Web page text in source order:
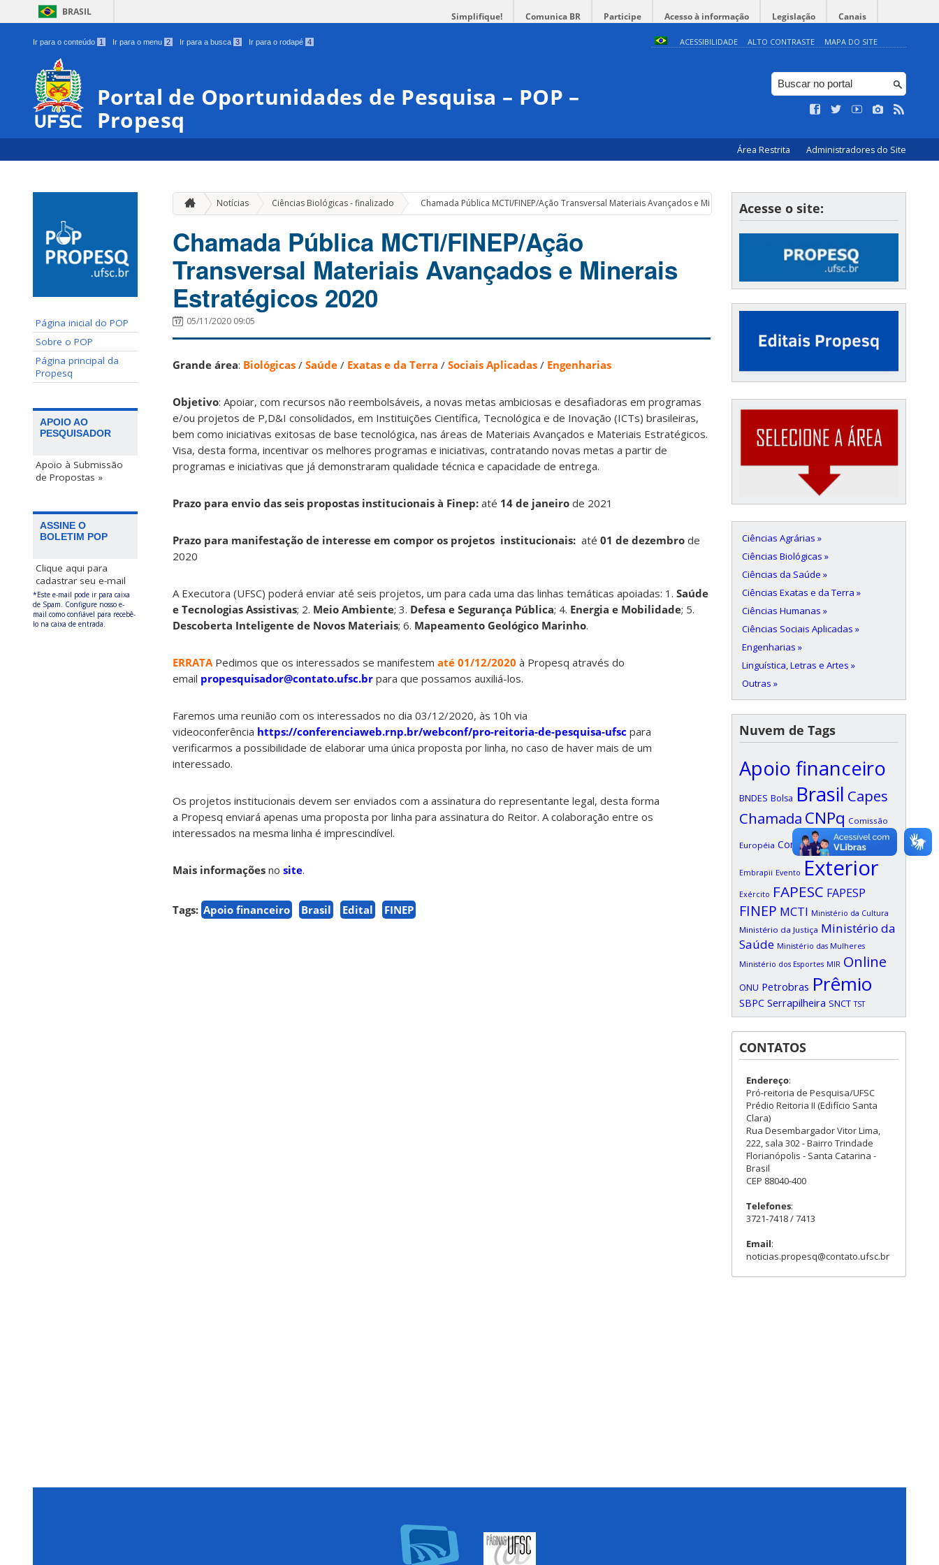
BRASIL Simplifique! Comunica BR Participe Acesso à informação Legislação Canais
Ir para o conteúdo 1 Ir para o menu 2 Ir para a busca 3 Ir para o rodapé 4 ACESSIBILIDADE ALTO CONTRASTE MAPA DO SITE
Portal de Oportunidades de Pesquisa – POP –
Propesq
Área Restrita Administradores do Site
Página inicial do POP
Sobre o POP
Página principal da
Propesq
APOIO AO
PESQUISADOR
Apoio à Submissão
de Propostas »
ASSINE O
BOLETIM POP
Clique aqui para
cadastrar seu e-mail
*Este e-mail pode ir para caixa
de Spam. Configure nosso e-
mail como confiável para recebê-
lo na caixa de entrada.
Notícias Ciências Biológicas - finalizado » Chamada Pública MCTI/FINEP/Ação Transversal Materiais Avançados e Minerais Estratégicos 2020
Chamada Pública MCTI/FINEP/Ação
Transversal Materiais Avançados e Minerais
Estratégicos 2020
05/11/2020 09:05
Grande área: Biológicas / Saúde / Exatas e da Terra / Sociais Aplicadas / Engenharias
Objetivo: Apoiar, com recursos não reembolsáveis, a novas metas ambiciosas e desafiadoras em programas
e/ou projetos de P,D&I consolidados, em Instituições Científica, Tecnológica e de Inovação (ICTs) brasileiras,
bem como iniciativas exitosas de base tecnológica, nas áreas de Materiais Avançados e Materiais Estratégicos.
Visa, desta forma, incentivar os melhores programas e iniciativas, contratando novas metas a partir de
programas e iniciativas que já demonstraram qualidade técnica e capacidade de entrega.
Prazo para envio das seis propostas institucionais à Finep: até 14 de janeiro de 2021
Prazo para manifestação de interesse em compor os projetos institucionais: até 01 de dezembro de
2020
A Executora (UFSC) poderá enviar até seis projetos, um para cada uma das linhas temáticas apoiadas: 1. Saúde
e Tecnologias Assistivas; 2. Meio Ambiente; 3. Defesa e Segurança Pública; 4. Energia e Mobilidade; 5.
Descoberta Inteligente de Novos Materiais; 6. Mapeamento Geológico Marinho.
ERRATA Pedimos que os interessados se manifestem até 01/12/2020 à Propesq através do
email propesquisador@contato.ufsc.br para que possamos auxiliá-los.
Faremos uma reunião com os interessados no dia 03/12/2020, às 10h via
videoconferência https://conferenciaweb.rnp.br/webconf/pro-reitoria-de-pesquisa-ufsc para
verificarmos a possibilidade de elaborar uma única proposta por linha, no caso de haver mais de um
interessado.
Os projetos institucionais devem ser enviados com a assinatura do representante legal, desta forma
a Propesq enviará apenas uma proposta por linha para assinatura do Reitor. A colaboração entre os
interessados na mesma linha é imprescindível.
Mais informações no site.
Tags: Apoio financeiro Brasil Edital FINEP
Acesse o site:
Ciências Agrárias »
Ciências Biológicas »
Ciências da Saúde »
Ciências Exatas e da Terra »
Ciências Humanas »
Ciências Sociais Aplicadas »
Engenharias »
Linguística, Letras e Artes »
Outras »
Nuvem de Tags
Apoio financeiro
BNDES Bolsa Brasil Capes
Chamada CNPq Comissão
Européia Confap Edital EDUFI
Embrapii Evento Exterior
Exército FAPESC FAPESP
FINEP MCTI Ministério da Cultura
Ministério da Justiça Ministério da
Saúde Ministério das Mulheres
Ministério dos Esportes MIR Online
ONU Petrobras Prêmio
SBPC Serrapilheira SNCT TST
CONTATOS
Endereço:
Pró-reitoria de Pesquisa/UFSC
Prédio Reitoria II (Edifício Santa
Clara)
Rua Desembargador Vitor Lima,
222, sala 302 - Bairro Trindade
Florianópolis - Santa Catarina -
Brasil
CEP 88040-400
Telefones:
3721-7418 / 7413
Email:
noticias.propesq@contato.ufsc.br